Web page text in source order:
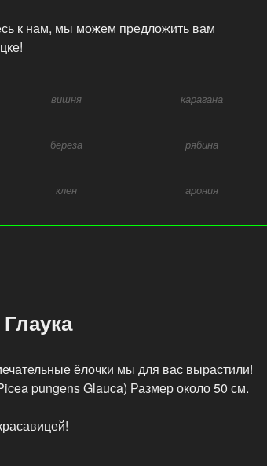
к нам, мы можем предложить вам
вишня карагана
береза рябина
клен арония
ёлочки мы для вас вырастили!
pungens Glauca) Размер около 50 см.